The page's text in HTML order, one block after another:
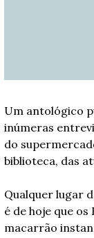
Um antológico
inúmeras
do
biblioteca, das
Qualquer lugar
é de hoje que
macarrão